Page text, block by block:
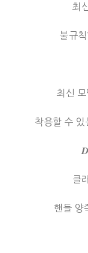
최
불규
최신
착용할 수 있
클
핸들 양